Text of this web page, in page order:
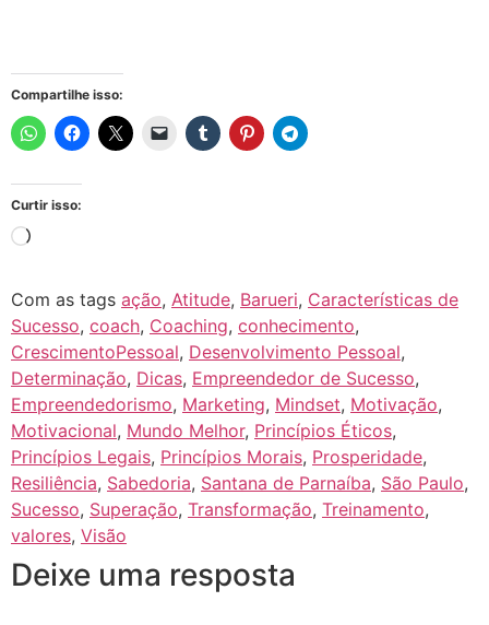
Compartilhe isso:
Curtir isso:
Com as tags ação, Atitude, Barueri, Características de
Sucesso, coach, Coaching, conhecimento,
CrescimentoPessoal, Desenvolvimento Pessoal,
Determinação, Dicas, Empreendedor de Sucesso,
Empreendedorismo, Marketing, Mindset, Motivação,
Motivacional, Mundo Melhor, Princípios Éticos,
Princípios Legais, Princípios Morais, Prosperidade,
Resiliência, Sabedoria, Santana de Parnaíba, São Paulo,
Sucesso, Superação, Transformação, Treinamento,
valores, Visão
Deixe uma resposta